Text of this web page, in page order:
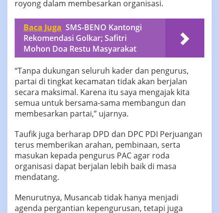
royong dalam membesarkan organisasi.
Baca Juga SMS-BENO Kantongi
Rekomendasi Golkar; Safitri
Mohon Doa Restu Masyarakat
“Tanpa dukungan seluruh kader dan pengurus,
partai di tingkat kecamatan tidak akan berjalan
secara maksimal. Karena itu saya mengajak kita
semua untuk bersama-sama membangun dan
membesarkan partai,” ujarnya.
Taufik juga berharap DPD dan DPC PDI Perjuangan
terus memberikan arahan, pembinaan, serta
masukan kepada pengurus PAC agar roda
organisasi dapat berjalan lebih baik di masa
mendatang.
Menurutnya, Musancab tidak hanya menjadi
agenda pergantian kepengurusan, tetapi juga